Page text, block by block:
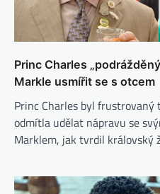
Princ Charles
Markle usmířit se s otcem
Princ Charles byl frustrovaný
odmítla udělat nápravu se
Marklem, jak tvrdil královský